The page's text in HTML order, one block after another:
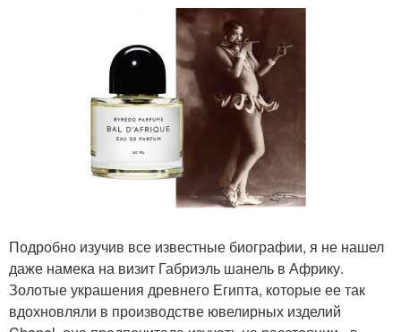
Подробно изучив все известные биографии, я не нашел
даже намека на визит Габриэль шанель в Африку.
Золотые украшения древнего Египта, которые ее так
вдохновляли в производстве ювелирных изделий